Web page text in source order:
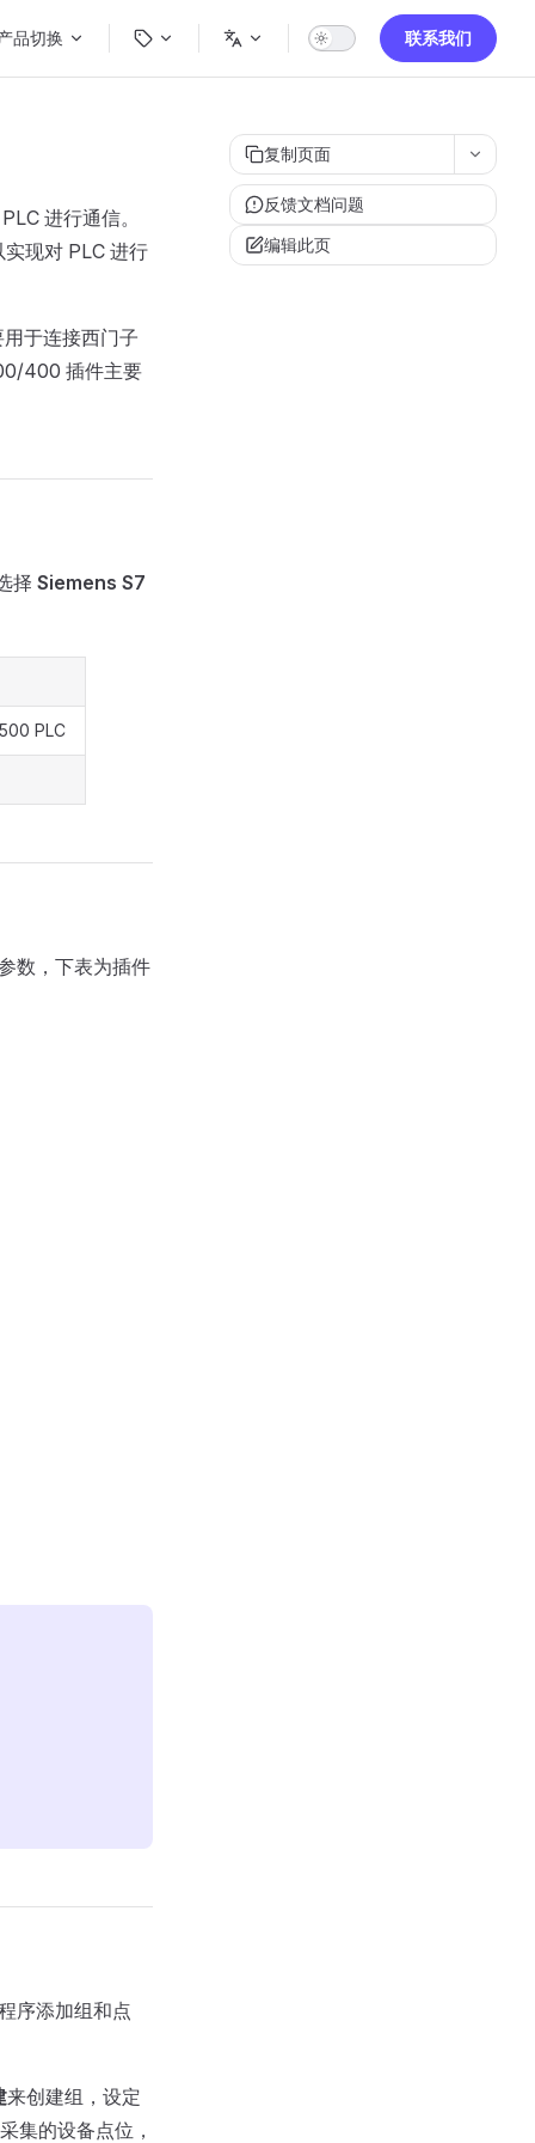
品切换 联系我们
复制页面
反馈文档问题
编辑此页
进行通信。
现对 PLC 进行
于连接西门子
400 插件主要
择 Siemens S7
PLC
数，下表为插件
序添加组和点
来创建组，设定
集的设备点位，